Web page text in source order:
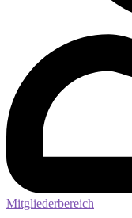
Mitgliederbereich